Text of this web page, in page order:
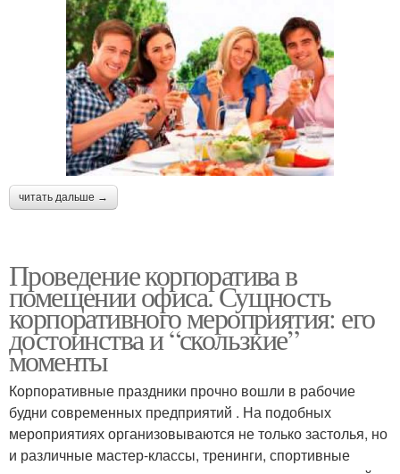
читать дальше →
Проведение корпоратива в
помещении офиса. Сущность
корпоративного мероприятия: его
достоинства и “скользкие”
моменты
Корпоративные праздники прочно вошли в рабочие
будни современных предприятий . На подобных
мероприятиях организовываются не только застолья, но
и различные мастер-классы, тренинги, спортивные